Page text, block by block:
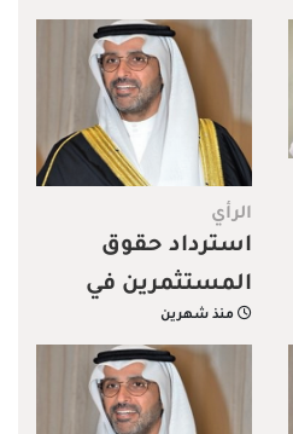
الرأي
استرداد حقوق
المستثمرين في
جرائم أسواق المال:
العدالة المتأخرة
أفضل من غيابها
منذ شهرين